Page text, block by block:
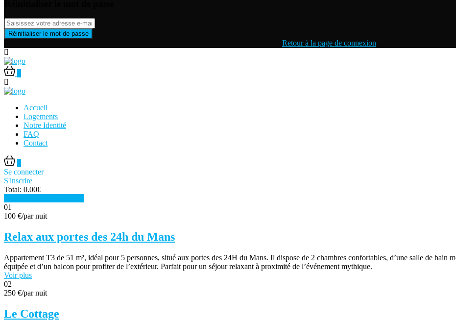
Réinitialiser le mot de passe
Retour à la page de connexion
Accueil
Logements
Notre Identité
FAQ
Contact
Se connecter
S'inscrire
Total: 0.00€
01
100 €/par nuit
Relax aux portes des 24h du Mans
Appartement T3 de 51 m², idéal pour 5 personnes, situé aux portes des 24H du Mans. Il dispose de 2 chambres confortables, d’une salle de bain
équipée et d’un balcon pour profiter de l’extérieur. Parfait pour un séjour relaxant à proximité de l’événement mythique.
Voir plus
02
250 €/par nuit
Le Cottage